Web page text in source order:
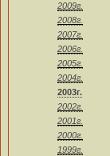
2009г.
2008г.
2007г.
2006г.
2005г.
2004г.
2003г.
2002г.
2001г.
2000г.
1999г.